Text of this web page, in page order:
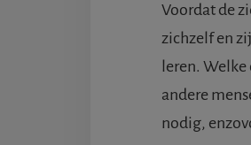
Voordat de
zichzelf en
leren.
andere
nodig,